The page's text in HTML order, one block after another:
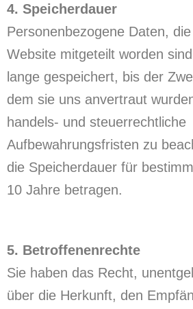
4. Speicherdauer
Personenbezogene Daten,
Website mitgeteilt worden
lange gespeichert, bis der
dem sie uns anvertraut
handels- und steuerrechtliche
Aufbewahrungsfristen zu
die Speicherdauer für
10 Jahre betragen.
5. Betroffenenrechte
Sie haben das Recht,
über die Herkunft, den